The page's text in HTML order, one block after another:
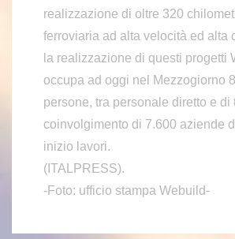
realizzazione di oltre 320
ferroviaria ad alta velocità ed alta
la realizzazione di questi progetti
occupa ad oggi nel Mezzogiorno
persone, tra personale diretto e di
coinvolgimento di 7.600 aziende
inizio lavori.
(ITALPRESS).
-Foto: ufficio stampa Webuild-